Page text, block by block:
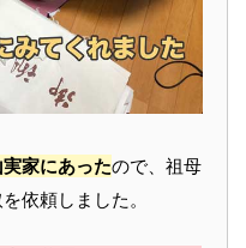
家にあったので、祖母
依頼しました。